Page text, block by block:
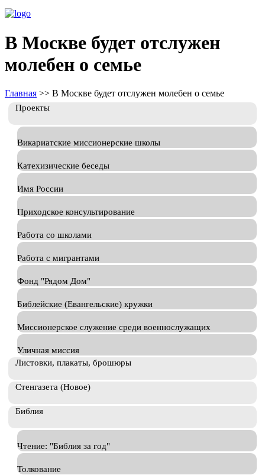
В Москве будет отслужен
молебен о семье
Главная >> В Москве будет отслужен молебен о семье
Проекты
Викариатские миссионерские школы
Катехизические беседы
Имя России
Приходское консультирование
Работа со школами
Работа с мигрантами
Фонд "Рядом Дом"
Библейские (Евангельские) кружки
Миссионерское служение среди военнослужащих
Уличная миссия
Листовки, плакаты, брошюры
Стенгазета (Новое)
Библия
Чтение: "Библия за год"
Толкование